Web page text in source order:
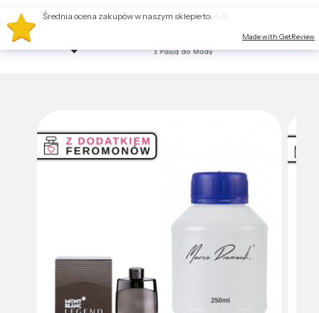
Średnia ocena zakupów w naszym sklepie to:
Made with GetReview